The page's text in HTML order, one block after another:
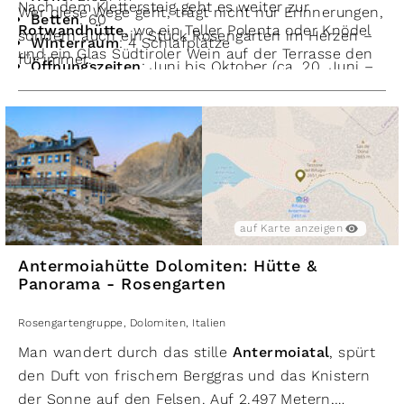
Nach dem Klettersteig geht es weiter zur
Rotwandhütte, wo ein Teller Polenta oder Knödel
und ein Glas Südtiroler Wein auf der Terrasse den
Wer diese Wege geht, trägt nicht nur Erinnerungen,
sondern auch ein Stück Rosengarten im Herzen –
für immer.
Betten: 60
Winterraum: 4 Schlafplätze
Öffnungszeiten: Juni bis Oktober (ca. 20. Juni –
20. September regulär bewirtschaftet)
Kontakt : Valeria & Stefan Pallotta
Tel: +39 334 724 66 98
Mail:info@rifugiorealberto.com
auf Karte anzeigen
Antermoiahütte Dolomiten: Hütte &
Panorama - Rosengarten
Rosengartengruppe, Dolomiten, Italien
Man wandert durch das stille Antermoiatal, spürt
den Duft von frischem Berggras und das Knistern
der Sonne auf den Felsen. Auf 2.497 Metern,